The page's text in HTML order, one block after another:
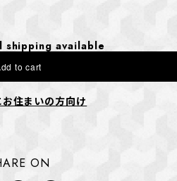
shipping available
to cart
住まいの方向け
ON